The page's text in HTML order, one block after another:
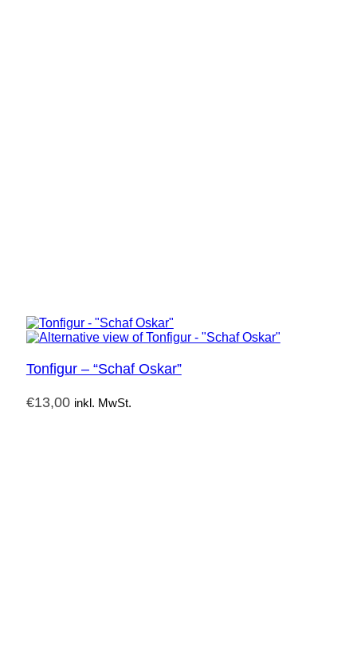
Tonfigur – “Schaf Oskar”
€13,00 inkl. MwSt.